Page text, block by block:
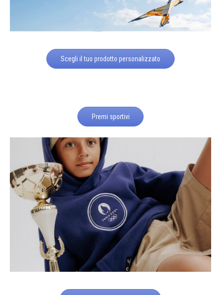
Scegli il tuo prodotto personalizzato
Premi sportivi